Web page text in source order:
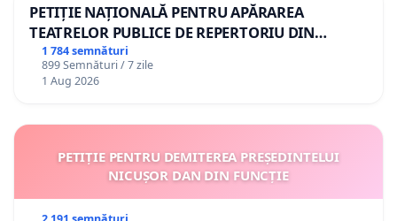
PETIȚIE NAȚIONALĂ PENTRU APĂRAREA
TEATRELOR PUBLICE DE REPERTORIU DIN
ROMÂNIA
1 784 semnături
899 Semnături / 7 zile
1 Aug 2026
PETIȚIE PENTRU DEMITEREA PREȘEDINTELUI
NICUȘOR DAN DIN FUNCȚIE